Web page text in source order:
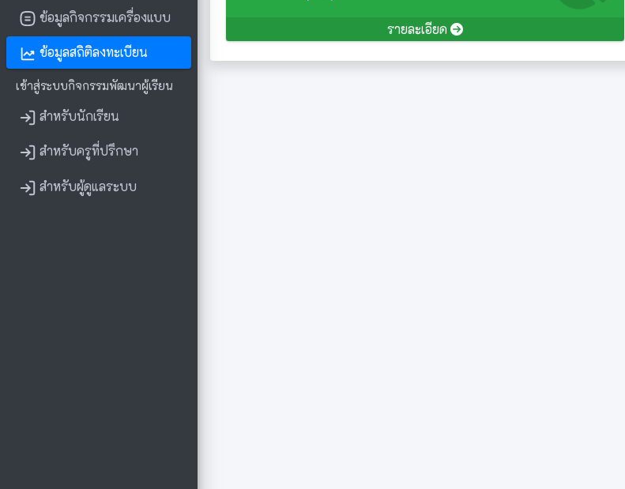
ข้อมูลกิจกรรมเครื่องแบบ
ข้อมูลสถิติลงทะเบียน
เข้าสู่ระบบกิจกรรมพัฒนาผู้เรียน
สำหรับนักเรียน
สำหรับครูที่ปรึกษา
สำหรับผู้ดูแลระบบ
รายละเอียด